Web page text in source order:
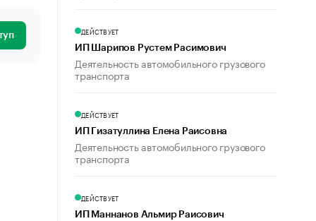
ДЕЙСТВУЕТ
ИП Шарипов Рустем Расимович
Деятельность автомобильного грузового
транспорта
ДЕЙСТВУЕТ
ИП Гизатуллина Елена Раисовна
Деятельность автомобильного грузового
транспорта
ДЕЙСТВУЕТ
ИП Маннанов Альмир Раисович